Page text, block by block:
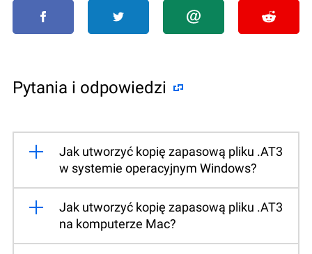
Pytania i odpowiedzi
Jak utworzyć kopię zapasową pliku .AT3
w systemie operacyjnym Windows?
Jak utworzyć kopię zapasową pliku .AT3
na komputerze Mac?